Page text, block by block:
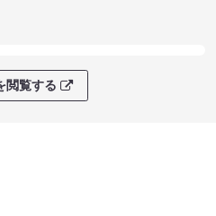
閲覧する